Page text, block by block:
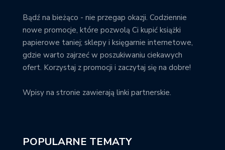
Bądź na bieżąco - nie przegap okazji. Codziennie
nowe promocje, które pozwolą Ci kupić książki
papierowe taniej; sklepy i księgarnie internetowe,
gdzie warto zajrzeć w poszukiwaniu ciekawych
ofert. Korzystaj z promocji i zaczytaj się na dobre!
Wpisy na stronie zawierają linki partnerskie.
POPULARNE TEMATY